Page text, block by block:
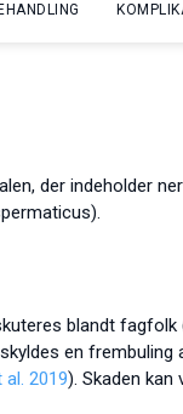
der indeholder
blandt fagfolk
en
al. 2019). Skaden